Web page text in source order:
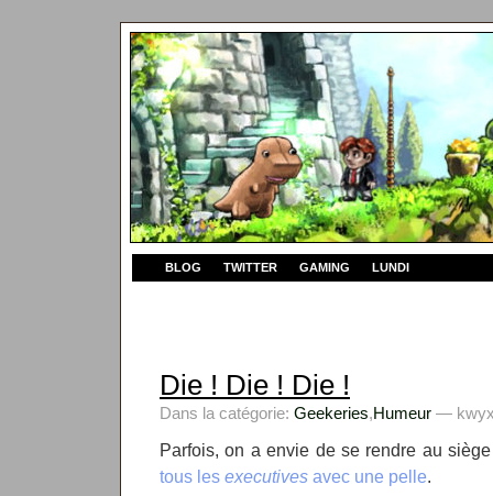
BLOG TWITTER GAMING LUNDI
Die ! Die ! Die !
Dans la catégorie: Geekeries,Humeur —
Parfois, on a envie de se rendre au
tous les executives avec une pelle.